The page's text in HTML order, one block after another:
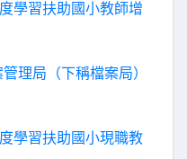
學習扶助國小教師增
理局（下稱檔案局）
學習扶助國小現職教